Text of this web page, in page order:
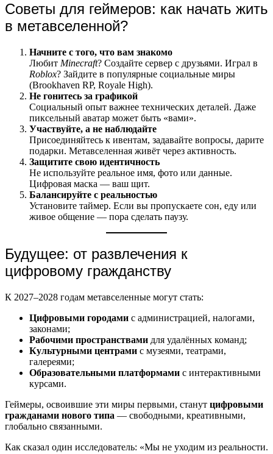
Советы для геймеров: как начать жить
в метавселенной?
Начните с того, что вам знакомо
Любит Minecraft? Создайте сервер с друзьями. Играл в
Roblox? Зайдите в популярные социальные миры
(Brookhaven RP, Royale High).
Не гонитесь за графикой
Социальный опыт важнее технических деталей. Даже
пиксельный аватар может быть «вами».
Участвуйте, а не наблюдайте
Присоединяйтесь к ивентам, задавайте вопросы, дарите
подарки. Метавселенная живёт через активность.
Защитите свою идентичность
Не используйте реальное имя, фото или данные.
Цифровая маска — ваш щит.
Балансируйте с реальностью
Установите таймер. Если вы пропускаете сон, еду или
живое общение — пора сделать паузу.
Будущее: от развлечения к
цифровому гражданству
К 2027–2028 годам метавселенные могут стать:
Цифровыми городами с администрацией, налогами,
законами;
Рабочими пространствами для удалённых команд;
Культурными центрами с музеями, театрами,
галереями;
Образовательными платформами с интерактивными
курсами.
Геймеры, освоившие эти миры первыми, станут цифровыми
гражданами нового типа — свободными, креативными,
глобально связанными.
Как сказал один исследователь: «Мы не уходим из реальности.